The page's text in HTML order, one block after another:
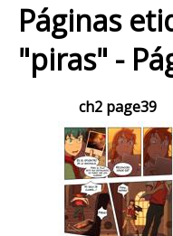
Páginas
"piras" -
ch2 page39